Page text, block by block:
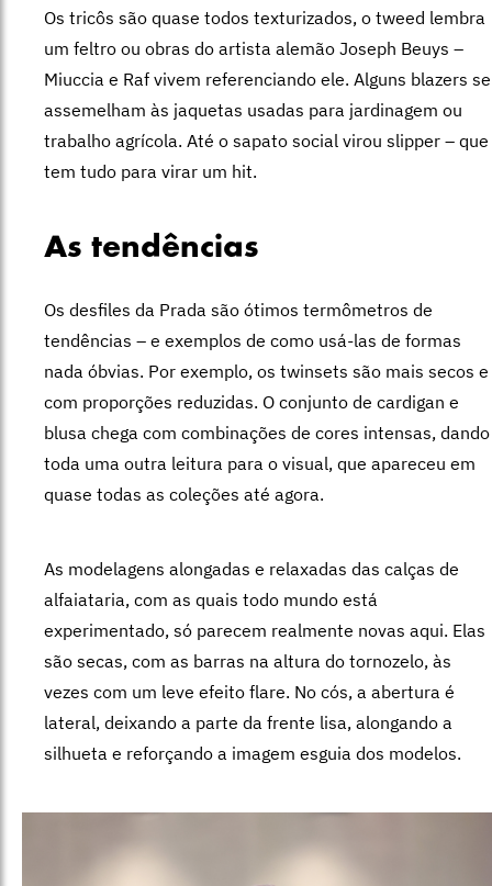
Os tricôs são quase todos texturizados, o tweed lembra
um feltro ou obras do artista alemão Joseph Beuys –
Miuccia e Raf vivem referenciando ele. Alguns blazers se
assemelham às jaquetas usadas para jardinagem ou
trabalho agrícola. Até o sapato social virou slipper – que
tem tudo para virar um hit.
As tendências
Os desfiles da Prada são ótimos termômetros de
tendências – e exemplos de como usá-las de formas
nada óbvias. Por exemplo, os twinsets são mais secos e
com proporções reduzidas. O conjunto de cardigan e
blusa chega com combinações de cores intensas, dando
toda uma outra leitura para o visual, que apareceu em
quase todas as coleções até agora.
As modelagens alongadas e relaxadas das calças de
alfaiataria, com as quais todo mundo está
experimentado, só parecem realmente novas aqui. Elas
são secas, com as barras na altura do tornozelo, às
vezes com um leve efeito flare. No cós, a abertura é
lateral, deixando a parte da frente lisa, alongando a
silhueta e reforçando a imagem esguia dos modelos.